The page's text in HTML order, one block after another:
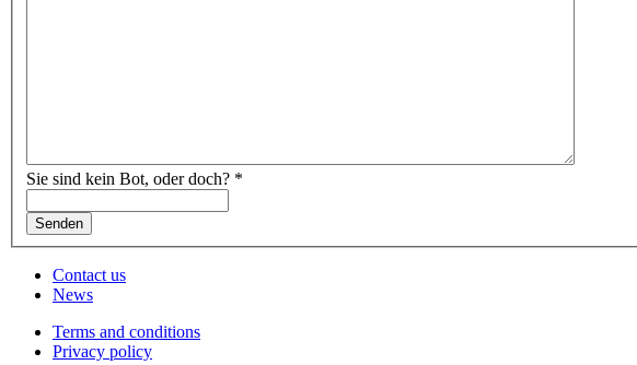
Sie sind kein Bot, oder doch? *
Contact us
News
Terms and conditions
Privacy policy